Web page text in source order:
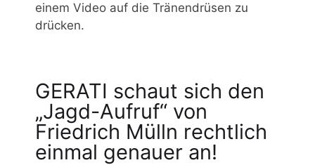
einem Video auf die Tränendrüsen zu
drücken.
GERATI schaut sich den
„Jagd-Aufruf“ von
Friedrich Mülln rechtlich
einmal genauer an!